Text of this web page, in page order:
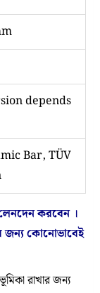
depends
Bar, TÜV
করবেন ।
জন্য কোনোভাবেই
রাখার জন্য